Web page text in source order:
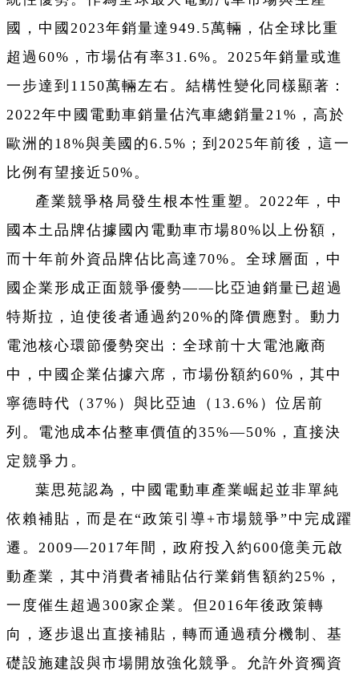
國，中國2023年銷量達949.5萬輛，佔全球比重
超過60%，市場佔有率31.6%。2025年銷量或進
一步達到1150萬輛左右。結構性變化同樣顯著：
2022年中國電動車銷量佔汽車總銷量21%，高於
歐洲的18%與美國的6.5%；到2025年前後，這一
比例有望接近50%。
產業競爭格局發生根本性重塑。2022年，中
國本土品牌佔據國內電動車市場80%以上份額，
而十年前外資品牌佔比高達70%。全球層面，中
國企業形成正面競爭優勢——比亞迪銷量已超過
特斯拉，迫使後者通過約20%的降價應對。動力
電池核心環節優勢突出：全球前十大電池廠商
中，中國企業佔據六席，市場份額約60%，其中
寧德時代（37%）與比亞迪（13.6%）位居前
列。電池成本佔整車價值的35%—50%，直接決
定競爭力。
葉思苑認為，中國電動車產業崛起並非單純
依賴補貼，而是在“政策引導+市場競爭”中完成躍
遷。2009—2017年間，政府投入約600億美元啟
動產業，其中消費者補貼佔行業銷售額約25%，
一度催生超過300家企業。但2016年後政策轉
向，逐步退出直接補貼，轉而通過積分機制、基
礎設施建設與市場開放強化競爭。允許外資獨資